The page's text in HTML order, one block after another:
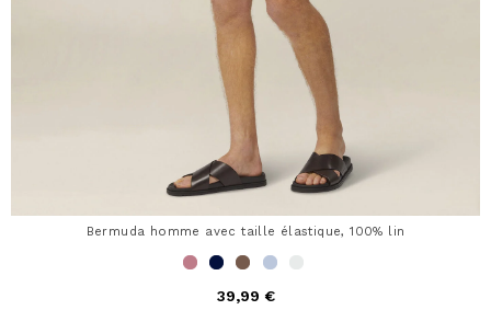
Bermuda homme avec taille élastique, 100% lin
39,99 €